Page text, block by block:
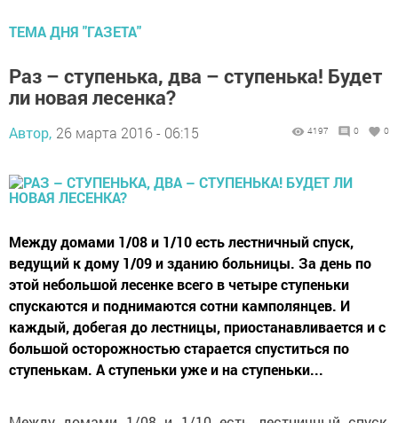
ТЕМА ДНЯ "ГАЗЕТА"
Раз – ступенька, два – ступенька! Будет
ли новая лесенка?
Автор, 26 марта 2016 - 06:15 4197 0 0
Между домами 1/08 и 1/10 есть лестничный спуск,
ведущий к дому 1/09 и зданию больницы. За день по
этой небольшой лесенке всего в четыре ступеньки
спускаются и поднимаются сотни камполянцев. И
каждый, добегая до лестницы, приостанавливается и с
большой осторожностью старается спуститься по
ступенькам. А ступеньки уже и на ступеньки...